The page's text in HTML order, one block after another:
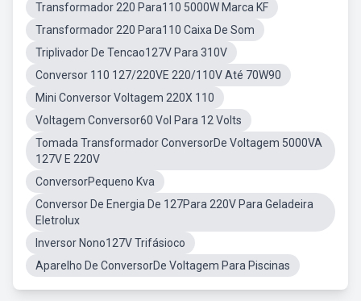
Transformador 220 Para110 5000W Marca KF
Transformador 220 Para110 Caixa De Som
Triplivador De Tencao127V Para 310V
Conversor 110 127/220VE 220/110V Até 70W90
Mini Conversor Voltagem 220X 110
Voltagem Conversor60 Vol Para 12 Volts
Tomada Transformador ConversorDe Voltagem 5000VA
127V E 220V
ConversorPequeno Kva
Conversor De Energia De 127Para 220V Para Geladeira
Eletrolux
Inversor Nono127V Trifásioco
Aparelho De ConversorDe Voltagem Para Piscinas